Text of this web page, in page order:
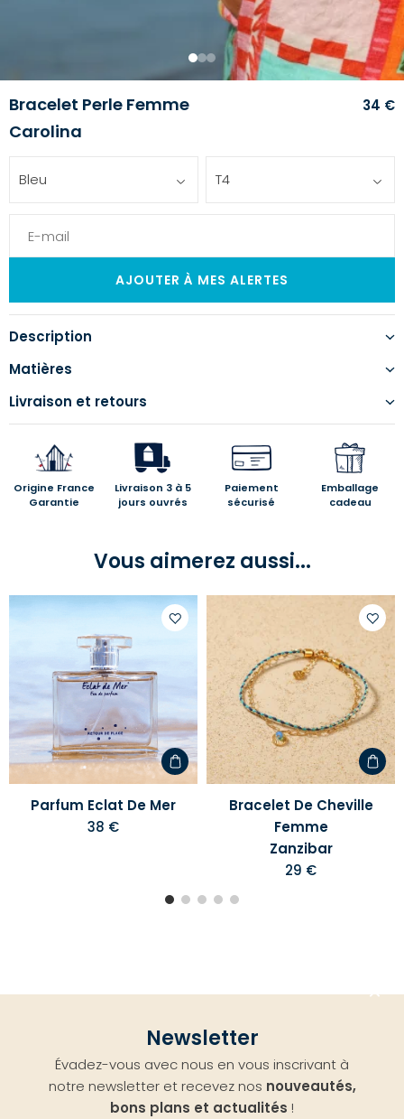
1 23
Bracelet Perle Femme
Carolina
34 €
Bleu T4
Description
Matières
Livraison et retours
Origine France
Garantie
Livraison 3 à 5
jours ouvrés
Paiement
sécurisé
Emballage
cadeau
Vous aimerez aussi...
d'envies
Parfum Eclat De Mer
38 €
à
votre
liste
Bracelet De Cheville
Femme
Zanzibar
29 €
Newsletter
Évadez-vous avec nous en vous inscrivant à
notre newsletter et recevez nos nouveautés,
bons plans et actualités !